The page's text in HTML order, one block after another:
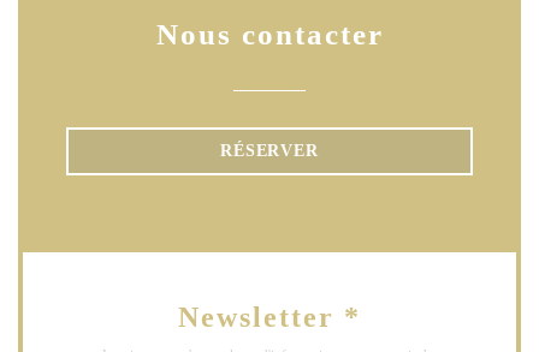
Nous contacter
RÉSERVER
Newsletter *